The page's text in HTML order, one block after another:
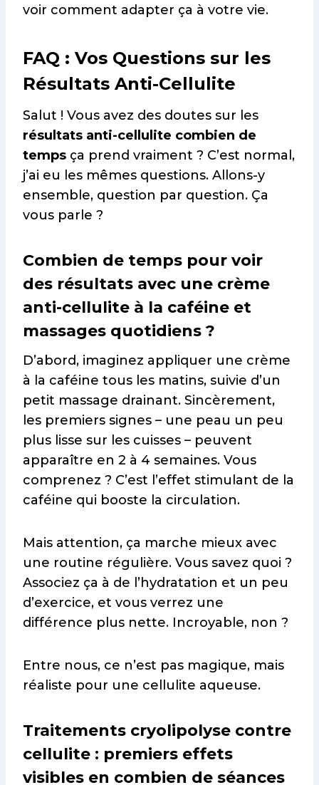
voir comment adapter ça à votre vie.
FAQ : Vos Questions sur les
Résultats Anti-Cellulite
Salut ! Vous avez des doutes sur les
résultats anti-cellulite combien de
temps ça prend vraiment ? C’est normal,
j’ai eu les mêmes questions. Allons-y
ensemble, question par question. Ça
vous parle ?
Combien de temps pour voir
des résultats avec une crème
anti-cellulite à la caféine et
massages quotidiens ?
D’abord, imaginez appliquer une crème
à la caféine tous les matins, suivie d’un
petit massage drainant. Sincèrement,
les premiers signes – une peau un peu
plus lisse sur les cuisses – peuvent
apparaître en 2 à 4 semaines. Vous
comprenez ? C’est l’effet stimulant de la
caféine qui booste la circulation.
Mais attention, ça marche mieux avec
une routine régulière. Vous savez quoi ?
Associez ça à de l’hydratation et un peu
d’exercice, et vous verrez une
différence plus nette. Incroyable, non ?
Entre nous, ce n’est pas magique, mais
réaliste pour une cellulite aqueuse.
Traitements cryolipolyse contre
cellulite : premiers effets
visibles en combien de séances